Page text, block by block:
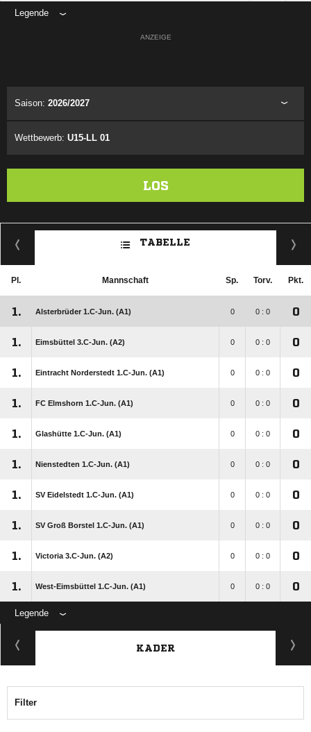
Legende
ANZEIGE
Saison: 2026/2027
Wettbewerb: U15-LL 01
LOS
TABELLE
Pl. Mannschaft Sp. Torv. Pkt.
1. Alsterbrüder 1.C-Jun. (A1) 0 0 : 0 0
1. Eimsbüttel 3.C-Jun. (A2) 0 0 : 0 0
1. Eintracht Norderstedt 1.C-Jun. (A1) 0 0 : 0 0
1. FC Elmshorn 1.C-Jun. (A1) 0 0 : 0 0
1. Glashütte 1.C-Jun. (A1) 0 0 : 0 0
1. Nienstedten 1.C-Jun. (A1) 0 0 : 0 0
1. SV Eidelstedt 1.C-Jun. (A1) 0 0 : 0 0
1. SV Groß Borstel 1.C-Jun. (A1) 0 0 : 0 0
1. Victoria 3.C-Jun. (A2) 0 0 : 0 0
1. West-Eimsbüttel 1.C-Jun. (A1) 0 0 : 0 0
Legende
KADER
Filter